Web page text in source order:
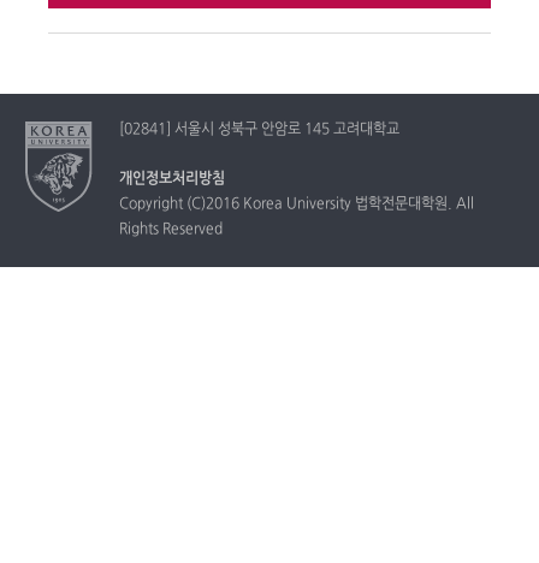
[02841] 서울시 성북구 안암로 145 고려대학교
개인정보처리방침
Copyright (C)2016 Korea University 법학전문대학원. All
Rights Reserved